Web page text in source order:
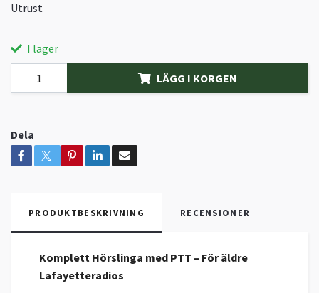
Utrust
I lager
LÄGG I KORGEN
Dela
PRODUKTBESKRIVNING RECENSIONER
Komplett Hörslinga med PTT – För äldre
Lafayetteradios